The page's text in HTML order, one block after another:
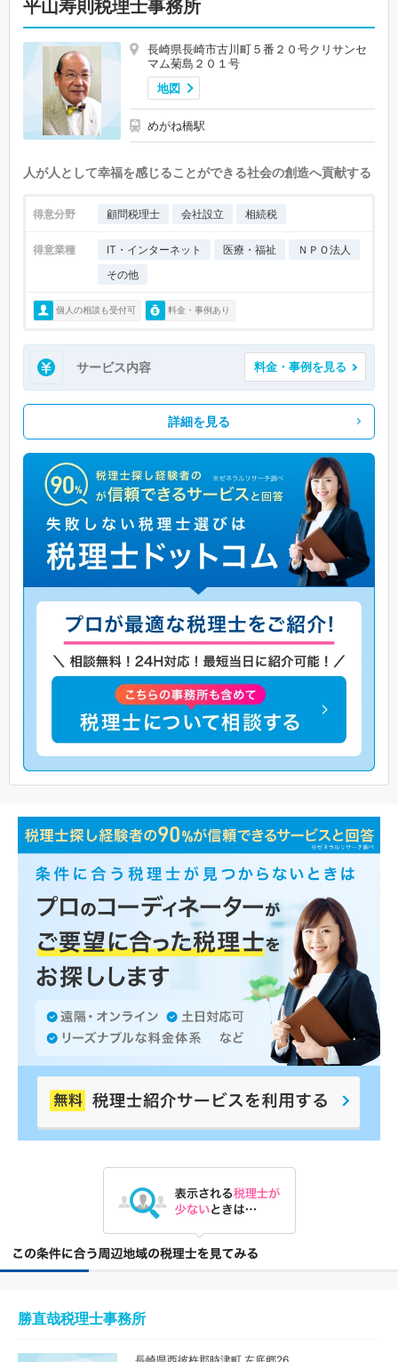
平山寿則税理士事務所
長崎県長崎市古川町５番２０号クリサンセ
マム菊島２０１号
地図
めがね橋駅
人が人として幸福を感じることができる社会の創造へ貢献する
得意分野 顧問税理士 会社設立 相続税
得意業種 IT・インターネット 医療・福祉
ＮＰＯ法人
その他
個人の相談も受付可 料金・事例あり
サービス内容 料金・事例を見る
詳細を見る
勝直哉税理士事務所